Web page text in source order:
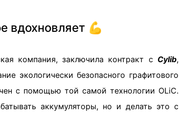
вдохновляет 💪
компания, заключила контракт с Cylib,
экологически безопасного графитового
с помощью той самой технологии OLiC.
аккумуляторы, но и делать это с